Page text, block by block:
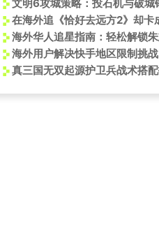
海外用户解决快手地区限制挑战